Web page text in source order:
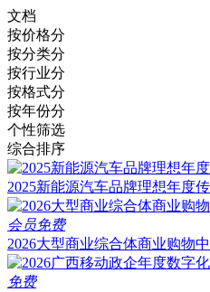
文档
按价格分
按分类分
按行业分
按格式分
按年份分
个性筛选
综合排序
2025新能源汽车品牌理想年度
会员免费
2026大型商业综合体商业购物
免费